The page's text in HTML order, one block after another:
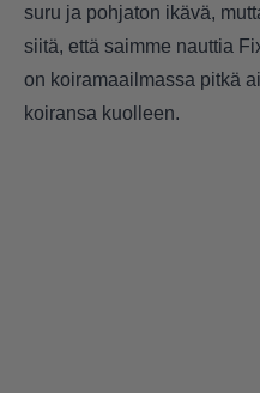
suru ja pohjaton ikävä,
siitä, että saimme nauttia
on koiramaailmassa pitkä
koiransa kuolleen.